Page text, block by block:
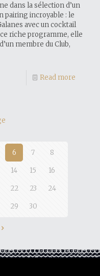
dans la sélection d’un
pairing incroyable : le
avec un cocktail
riche programme, elle
membre du Club,
Read more
6 7 8
14 15 16
22 23 24
29 30